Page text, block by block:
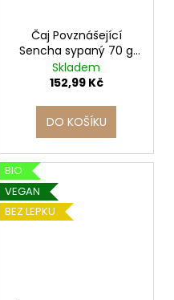
Čaj Povznášející
Sencha sypaný 70 g
BIO
Skladem
152,99 Kč
DO KOŠÍKU
BIO
VEGAN
BEZ LEPKU